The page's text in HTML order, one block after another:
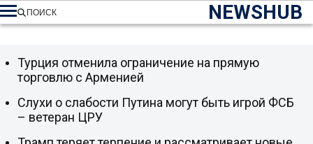
NEWSHUB
ПОИСК
Турция отменила ограничение на прямую
торговлю с Арменией
Слухи о слабости Путина могут быть игрой ФСБ
– ветеран ЦРУ